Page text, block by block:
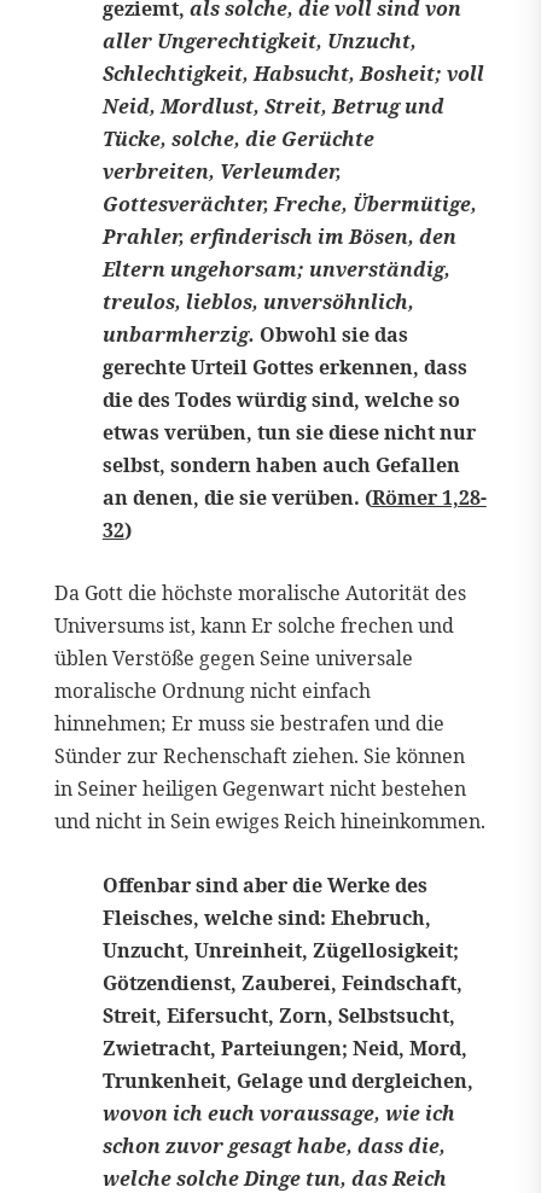
geziemt, als solche, die voll sind von
aller Ungerechtigkeit, Unzucht,
Schlechtigkeit, Habsucht, Bosheit; voll
Neid, Mordlust, Streit, Betrug und
Tücke, solche, die Gerüchte
verbreiten, Verleumder,
Gottesverächter, Freche, Übermütige,
Prahler, erfinderisch im Bösen, den
Eltern ungehorsam; unverständig,
treulos, lieblos, unversöhnlich,
unbarmherzig. Obwohl sie das
gerechte Urteil Gottes erkennen, dass
die des Todes würdig sind, welche so
etwas verüben, tun sie diese nicht nur
selbst, sondern haben auch Gefallen
an denen, die sie verüben. (Römer 1,28-
32)
Da Gott die höchste moralische Autorität des
Universums ist, kann Er solche frechen und
üblen Verstöße gegen Seine universale
moralische Ordnung nicht einfach
hinnehmen; Er muss sie bestrafen und die
Sünder zur Rechenschaft ziehen. Sie können
in Seiner heiligen Gegenwart nicht bestehen
und nicht in Sein ewiges Reich hineinkommen.
Offenbar sind aber die Werke des
Fleisches, welche sind: Ehebruch,
Unzucht, Unreinheit, Zügellosigkeit;
Götzendienst, Zauberei, Feindschaft,
Streit, Eifersucht, Zorn, Selbstsucht,
Zwietracht, Parteiungen; Neid, Mord,
Trunkenheit, Gelage und dergleichen,
wovon ich euch voraussage, wie ich
schon zuvor gesagt habe, dass die,
welche solche Dinge tun, das Reich